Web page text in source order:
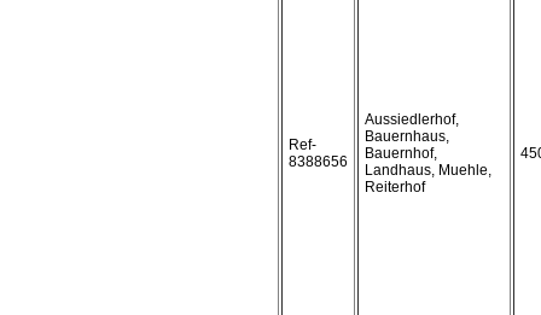
Ref-
8388656
Aussiedlerhof,
Bauernhaus,
Bauernhof,
Landhaus, Muehle,
Reiterhof